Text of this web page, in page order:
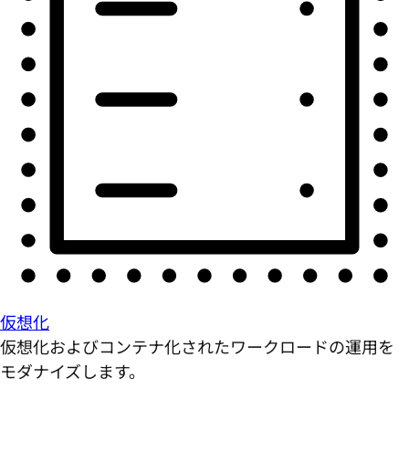
仮想化
仮想化およびコンテナ化されたワークロードの運用を
モダナイズします。